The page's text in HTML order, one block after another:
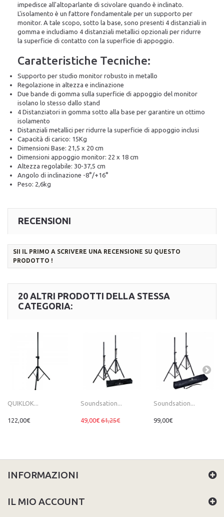
impedisce all'altoparlante di scivolare quando è inclinato.
L'isolamento è un fattore fondamentale per un supporto per
monitor. A tale scopo, sotto la base, sono presenti 4 distanziali in
gomma e includiamo 4 distanziali metallici opzionali per ridurre
la superficie di contatto con la superficie di appoggio.
Caratteristiche Tecniche:
Supporto per studio monitor robusto in metallo
Regolazione in altezza e inclinazione
Due bande di gomma sulla superficie di appoggio del monitor
isolano lo stesso dallo stand
4 Distanziatori in gomma sotto alla base per garantire un ottimo
isolamento
Distanziali metallici per ridurre la superficie di appoggio inclusi
Capacità di carico: 15Kg
Dimensioni Base: 21,5 x 20 cm
Dimensioni appoggio monitor: 22 x 18 cm
Altezza regolabile: 30-37,5 cm
Angolo di inclinazione -8°/+16°
Peso: 2,6kg
RECENSIONI
SII IL PRIMO A SCRIVERE UNA RECENSIONE SU QUESTO
PRODOTTO !
20 ALTRI PRODOTTI DELLA STESSA
CATEGORIA:
QUIKLOK...
122,00€
Soundsation...
49,00€ 61,25€
Soundsation...
99,00€
INFORMAZIONI
IL MIO ACCOUNT